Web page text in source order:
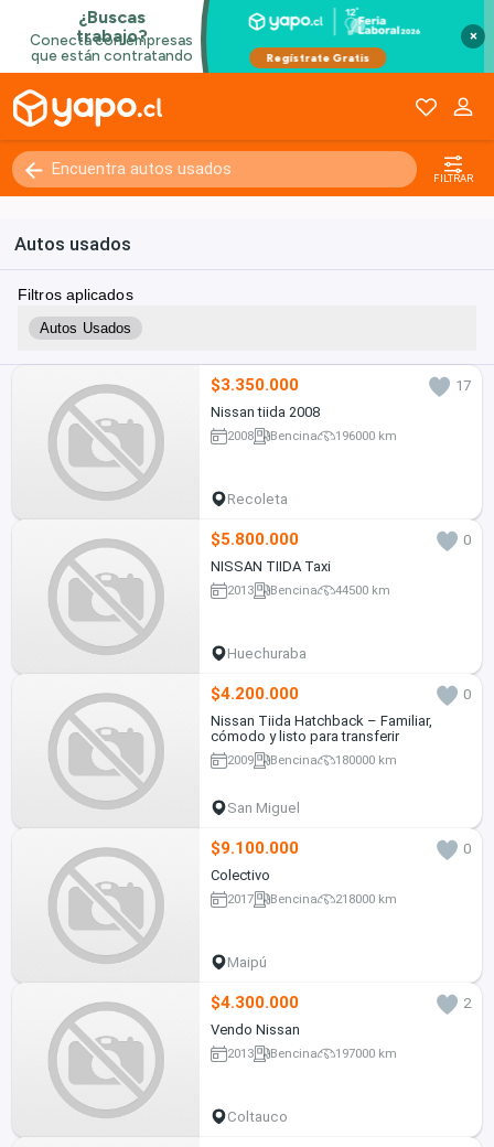
×
FILTRAR
Autos usados
Filtros aplicados
Autos Usados
$3.350.000
17
Nissan tiida 2008
2008 Bencina 196000 km
Recoleta
$5.800.000
0
NISSAN TIIDA Taxi
2013 Bencina 44500 km
Huechuraba
$4.200.000
0
Nissan Tiida Hatchback – Familiar,
cómodo y listo para transferir
2009 Bencina 180000 km
San Miguel
$9.100.000
0
Colectivo
2017 Bencina 218000 km
Maipú
$4.300.000
2
Vendo Nissan
2013 Bencina 197000 km
Coltauco